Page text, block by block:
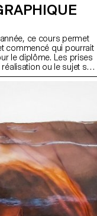
ce cours permet
commencé qui pourrait
le diplôme. Les prises
ou le sujet sont